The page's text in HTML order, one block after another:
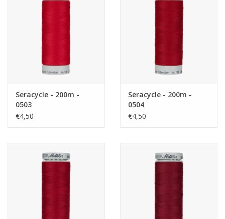
Seracycle - 200m -
0503
€4,50
Seracycle - 200m -
0504
€4,50